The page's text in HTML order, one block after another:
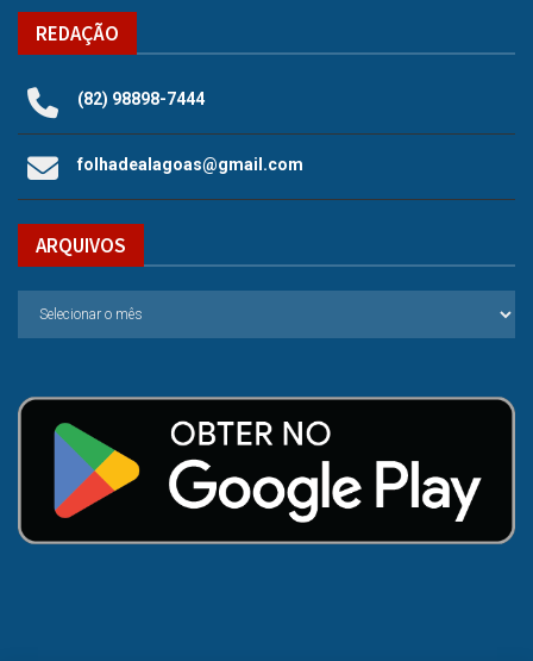
REDAÇÃO
(82) 98898-7444
folhadealagoas@gmail.com
ARQUIVOS